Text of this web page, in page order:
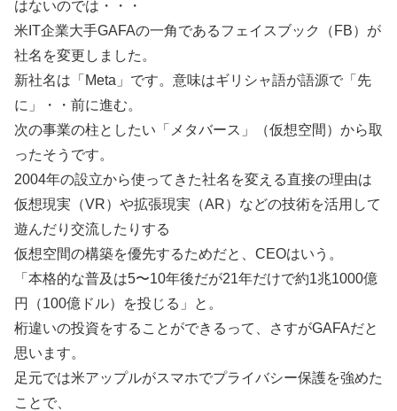
はないのでは・・・
米IT企業大手GAFAの一角であるフェイスブック（FB）が
社名を変更しました。
新社名は「Meta」です。意味はギリシャ語が語源で「先
に」・・前に進む。
次の事業の柱としたい「メタバース」（仮想空間）から取
ったそうです。
2004年の設立から使ってきた社名を変える直接の理由は
仮想現実（VR）や拡張現実（AR）などの技術を活用して
遊んだり交流したりする
仮想空間の構築を優先するためだと、CEOはいう。
「本格的な普及は5〜10年後だが21年だけで約1兆1000億
円（100億ドル）を投じる」と。
桁違いの投資をすることができるって、さすがGAFAだと
思います。
足元では米アップルがスマホでプライバシー保護を強めた
ことで、